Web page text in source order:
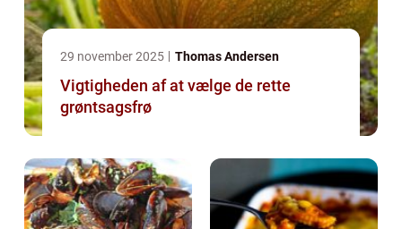
29 november 2025 Thomas Andersen
Vigtigheden af at vælge de rette
grøntsagsfrø